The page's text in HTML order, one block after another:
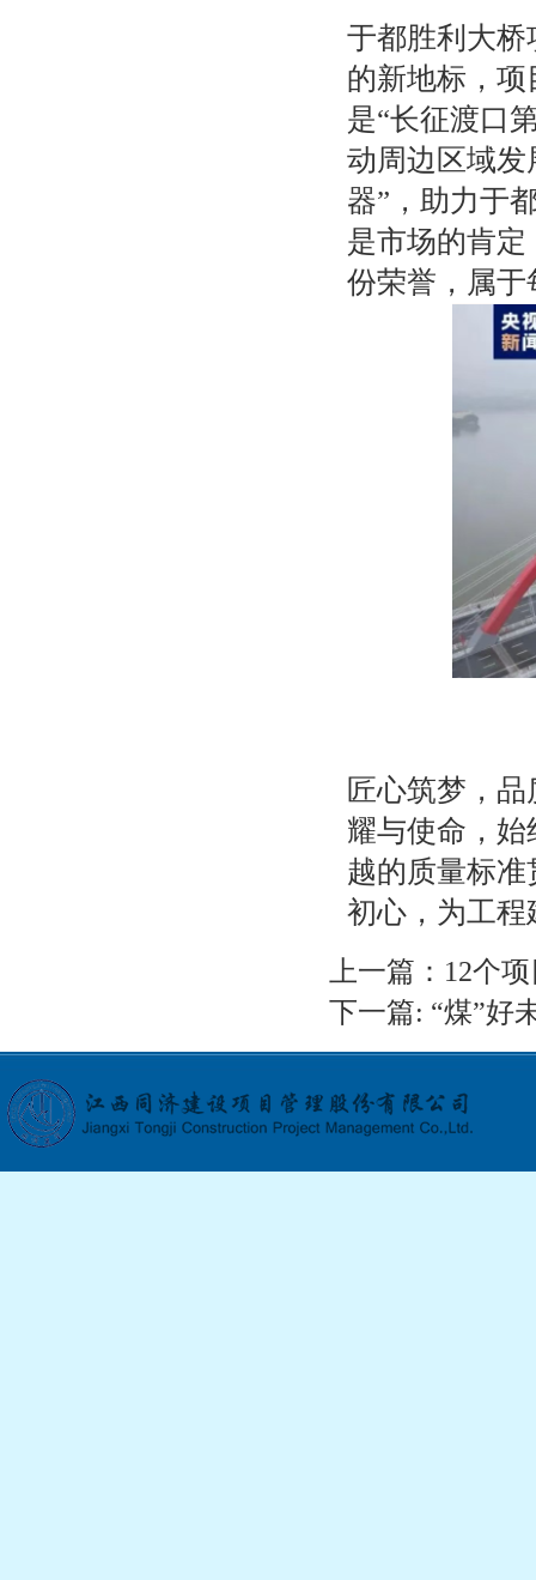
于都胜利大
的新地标，项
是“长征渡口
动周边区域发
器”，助力于
是市场的肯
份荣誉，属
匠心筑梦，
耀与使命，
越的质量标
初心，为工
上一篇： 12个
下一篇: “煤”好